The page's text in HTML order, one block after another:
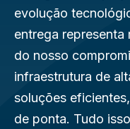
Sobre nós
Blog
Área do
evolução
entrega representa
do nosso
infraestrutura de
soluções
de ponta. Tudo